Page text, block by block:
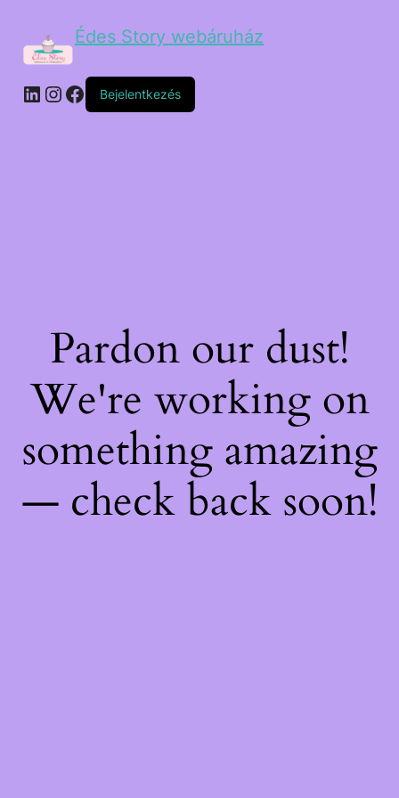
Édes Story webáruház
Bejelentkezés
Pardon our dust!
We're working on
something amazing
— check back soon!